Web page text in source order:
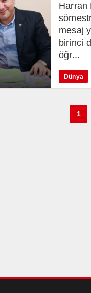
Harran
mesaj
birinci
öğr...
Dünya
1